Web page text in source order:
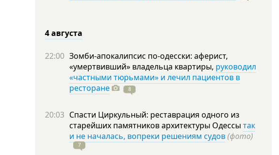
4 августа
22:00 Зомби-апокалипсис по-одесски: аферист,
«умертвивший» владельца квартиры, руководил
«частными тюрьмами» и лечил пациентов в
ресторане
8
20:03 Спасти Циркульный: реставрация одного из
старейших памятников архитектуры Одессы так
и не началась, вопреки решениям судов(фото)
7